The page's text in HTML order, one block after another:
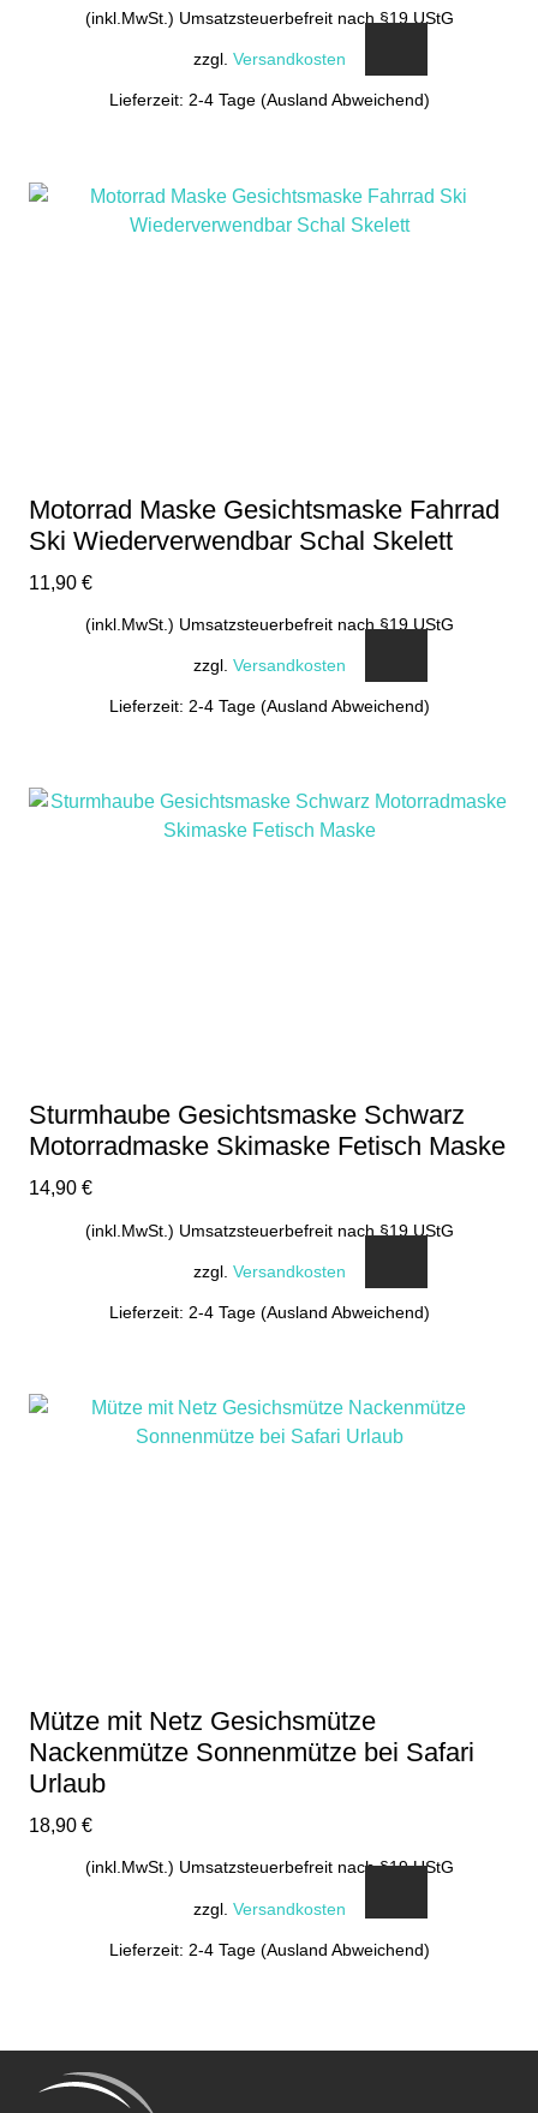
(inkl.MwSt.) Umsatzsteuerbefreit nach §19 UStG
zzgl. Versandkosten
Lieferzeit: 2-4 Tage (Ausland Abweichend)
Motorrad Maske Gesichtsmaske Fahrrad
Ski Wiederverwendbar Schal Skelett
11,90 €
(inkl.MwSt.) Umsatzsteuerbefreit nach §19 UStG
zzgl. Versandkosten
Lieferzeit: 2-4 Tage (Ausland Abweichend)
weist
mehrere
werden
Sturmhaube Gesichtsmaske Schwarz
Motorradmaske Skimaske Fetisch Maske
14,90 €
(inkl.MwSt.) Umsatzsteuerbefreit nach §19 UStG
zzgl. Versandkosten
Lieferzeit: 2-4 Tage (Ausland Abweichend)
Mütze mit Netz Gesichsmütze
Nackenmütze Sonnenmütze bei Safari
Urlaub
18,90 €
(inkl.MwSt.) Umsatzsteuerbefreit nach §19 UStG
zzgl. Versandkosten
Lieferzeit: 2-4 Tage (Ausland Abweichend)